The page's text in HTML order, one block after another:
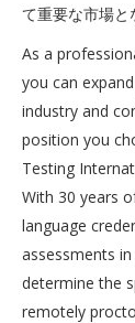
て重要な市場と
As a
you can
industry and
position you
Testing
With 30 years
language
assessments
determine the
remotely